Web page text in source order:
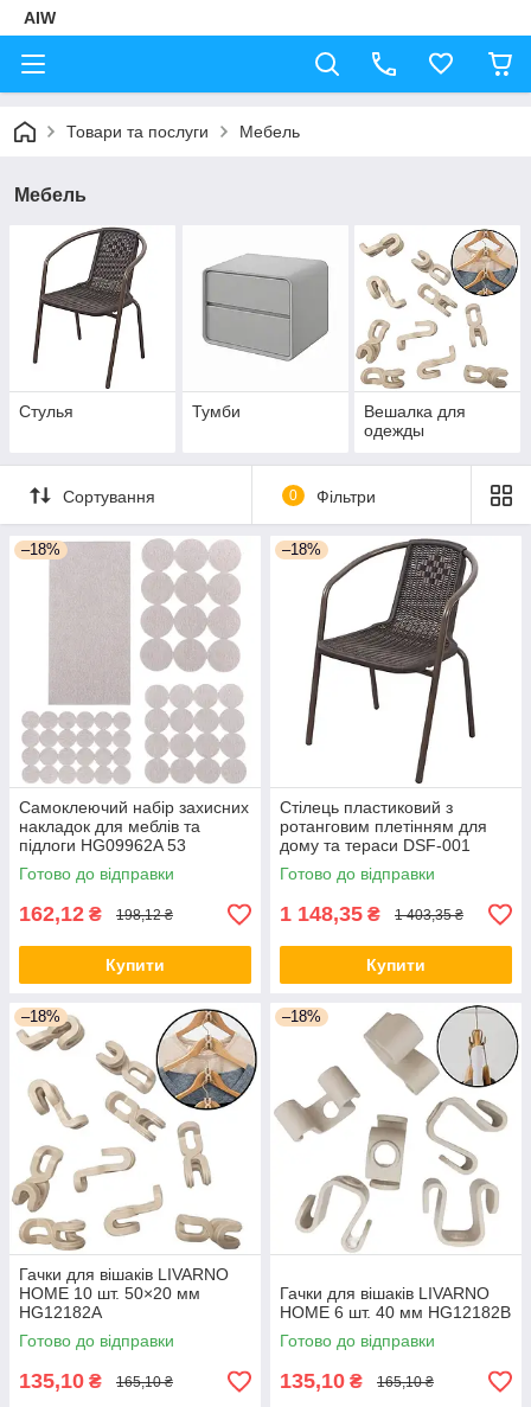
AIW
Товари та послуги Мебель
Мебель
Стулья Тумби
Вешалка для
одежды
Сортування 0 Фільтри
–18%
Самоклеючий набір захисних
накладок для меблів та
підлоги HG09962A 53
елементи
Готово до відправки
162,12 ₴ 198,12 ₴
Купити
–18%
Стілець пластиковий з
ротанговим плетінням для
дому та тераси DSF-001
Готово до відправки
1 148,35 ₴ 1 403,35 ₴
Купити
–18%
Гачки для вішаків LIVARNO
HOME 10 шт. 50×20 мм
HG12182A
Готово до відправки
135,10 ₴ 165,10 ₴
–18%
Гачки для вішаків LIVARNO
HOME 6 шт. 40 мм HG12182B
Готово до відправки
135,10 ₴ 165,10 ₴